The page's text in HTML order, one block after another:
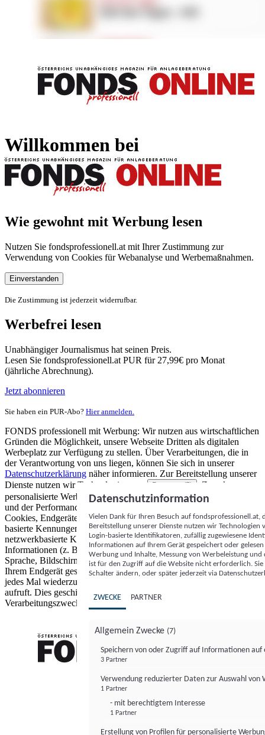
Willkommen bei
Wie gewohnt mit Werbung lesen
Nutzen Sie fondsprofessionell.at mit Ihrer Zustimmung zur
Verwendung von Cookies für Webanalyse und Werbemaßnahmen.
Einverstanden
Die Zustimmung ist jederzeit widerrufbar.
Werbefrei lesen
Unabhängiger Journalismus hat seinen Preis.
Lesen Sie fondsprofessionell.at PUR für 27,99€ pro Monat
(jährliche Abrechnung).
Jetzt abonnieren
Sie haben ein PUR-Abo? Hier anmelden.
FONDS professionell mit Werbung: Wir nutzen aus wirtschaftlichen
Gründen die Möglichkeit, unsere Webseite Dritten als digitalen
Werbeplatz zur Verfügung zu stellen. Über Verarbeitungen, die in
der Verantwortung von uns liegen, können Sie sich in unserer
Datenschutzerklärung näher informieren. Zur Bereitstellung unserer
Dienste nutzen wir Technologien von
Partnern (5)
. Zwecke:
personalisierte Werbung und Inhalte, Messung von Werbeleistung
und der Performance von Inhalten sowie Zielgruppenforschung.
Cookies, Endgeräte- oder ähnliche Online-Kennungen (z. B. login-
basierte Kennungen, zufällig generierte Kennungen,
netzwerkbasierte Kennungen) können zusammen mit anderen
Informationen (z. B. Browsertyp und Browserinformationen,
Sprache, Bildschirmgröße, unterstützte Technologien usw.) auf
Ihrem Endgerät gespeichert oder von dort ausgelesen werden, um es
jedes Mal wiederzuerkennen, wenn es eine App oder einer Webseite
aufruft. Dies geschieht für einen oder mehrere der hier aufgeführten
Verarbeitungszwecke.
Datenschutzinformation
Vielen Dank für Ihren Besuch auf
Bereitstellung unserer Dienste nutzen wir Technologien
Login-basierte Identifikatoren, zufällig zugewiesene
Informationen auf Ihrem Gerät gespeichert oder
Werbung und Inhalte, Messung von Werbeleistung
ist für den Zugriff auf die Website nicht erforderlich.
Schalter ändern, oder später jederzeit via
ZWECKE PARTNER
Allgemein Zwecke (7)
Speichern von oder Zugriff auf Informationen auf
3 Partner
Verwendung reduzierter Daten zur Auswahl von
1 Partner
- mit berechtigtem Interesse
1 Partner
Erstellung von Profilen für personalisierte
FONDS professionell